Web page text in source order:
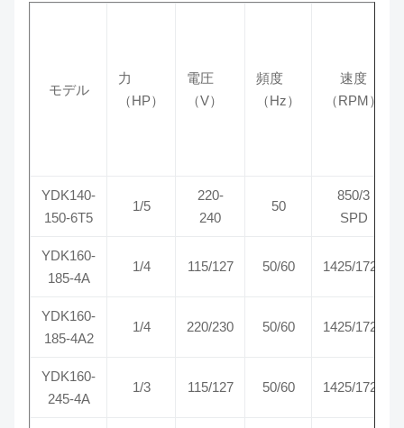
モデル
力
（HP）
電圧
（V）
頻度
（Hz）
速度
（RPM）
YDK140-
150-6T5
1/5
220-
240
50
850/3
SPD
YDK160-
185-4A
1/4 115/127 50/60 1425/1725
YDK160-
185-4A2
1/4 220/230 50/60 1425/1725
YDK160-
245-4A
1/3 115/127 50/60 1425/1725